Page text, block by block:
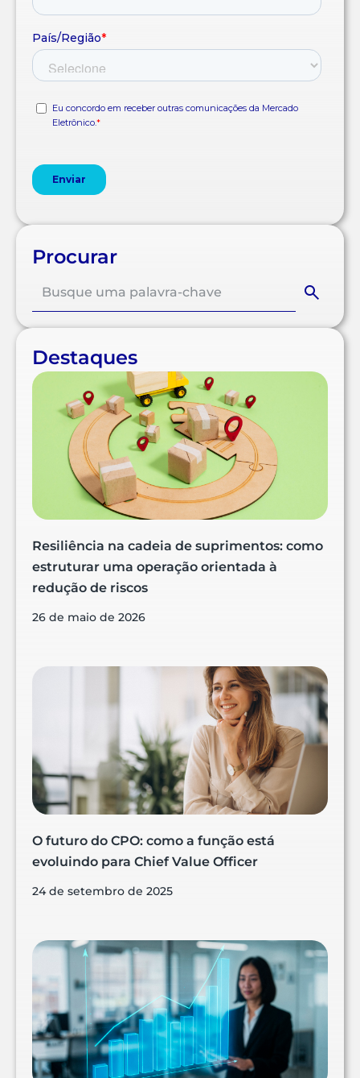
Procurar
Destaques
Resiliência na cadeia de suprimentos: como
estruturar uma operação orientada à
redução de riscos
26 de maio de 2026
O futuro do CPO: como a função está
evoluindo para Chief Value Officer
24 de setembro de 2025